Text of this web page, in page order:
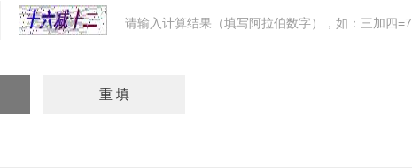
请输入计算结果（填写阿拉伯数字），如：三加四=7